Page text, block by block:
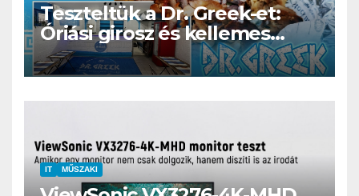
Teszteltük a Dr. Greek-et:
Óriási girosz és kellemes
kerthelyiség Csepel szívében
IT MŰSZAKI